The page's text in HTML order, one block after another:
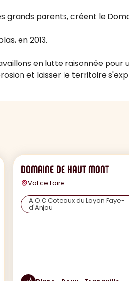
grands parents, créent le
en 2013.
en lutte raisonnée
et laisser le territoire
DOMAINE DE HAUT MONT
Val de Loire
A.O.C Coteaux du Layon Faye-
d'Anjou